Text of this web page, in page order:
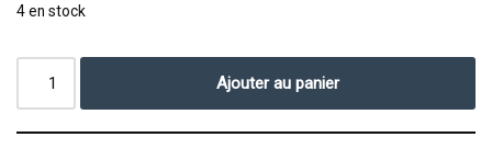
4 en stock
Ajouter au panier